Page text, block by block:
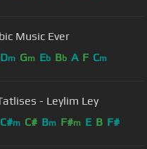
Music Ever
Dm Gm Eb Bb A F Cm
- Leylim Ley
C#m C# Bm F#m E B F#